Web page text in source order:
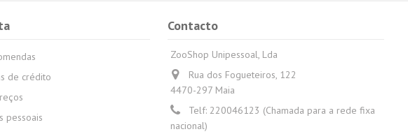
de crédito
pessoais
Contacto
ZooShop Unipessoal, Lda
Rua dos Fogueteiros, 122
4470-297 Maia
Telf: 220046123 (Chamada para a rede fixa
nacional)